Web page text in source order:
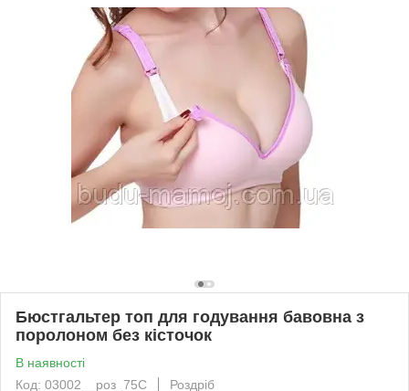
Бюстгальтер топ для годування бавовна з
поролоном без кісточок
В наявності
Код: 03002__роз_75C
Роздріб